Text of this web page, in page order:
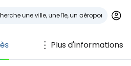
Plus d'informations
à